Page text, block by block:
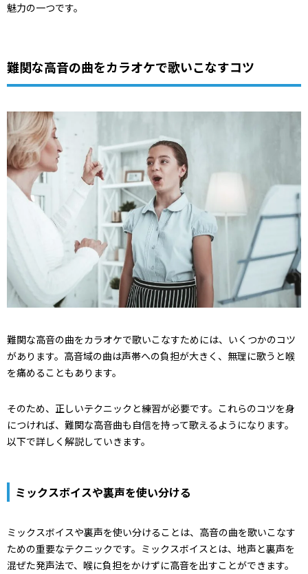
魅力の一つです。
難関な高音の曲をカラオケで歌いこなすコツ
難関な高音の曲をカラオケで歌いこなすためには、いくつかのコツ
があります。高音域の曲は声帯への負担が大きく、無理に歌うと喉
を痛めることもあります。
そのため、正しいテクニックと練習が必要です。これらのコツを身
につければ、難関な高音曲も自信を持って歌えるようになります。
以下で詳しく解説していきます。
ミックスボイスや裏声を使い分ける
ミックスボイスや裏声を使い分けることは、高音の曲を歌いこなす
ための重要なテクニックです。ミックスボイスとは、地声と裏声を
混ぜた発声法で、喉に負担をかけずに高音を出すことができます。